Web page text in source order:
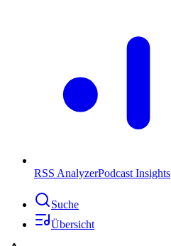
RSS AnalyzerPodcast Insights
Suche
Übersicht